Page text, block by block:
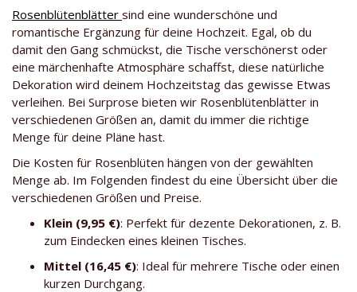
Rosenblütenblätter sind eine wunderschöne und
romantische Ergänzung für deine Hochzeit. Egal, ob du
damit den Gang schmückst, die Tische verschönerst oder
eine märchenhafte Atmosphäre schaffst, diese natürliche
Dekoration wird deinem Hochzeitstag das gewisse Etwas
verleihen. Bei Surprose bieten wir Rosenblütenblätter in
verschiedenen Größen an, damit du immer die richtige
Menge für deine Pläne hast.
Die Kosten für Rosenblüten hängen von der gewählten
Menge ab. Im Folgenden findest du eine Übersicht über die
verschiedenen Größen und Preise.
Klein (9,95 €): Perfekt für dezente Dekorationen, z. B.
zum Eindecken eines kleinen Tisches.
Mittel (16,45 €): Ideal für mehrere Tische oder einen
kurzen Durchgang.